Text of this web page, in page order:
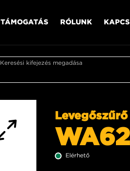
TÁMOGATÁS RÓLUNK
Keresési kifejezés megadása
Levegőszűrő
Elérhető